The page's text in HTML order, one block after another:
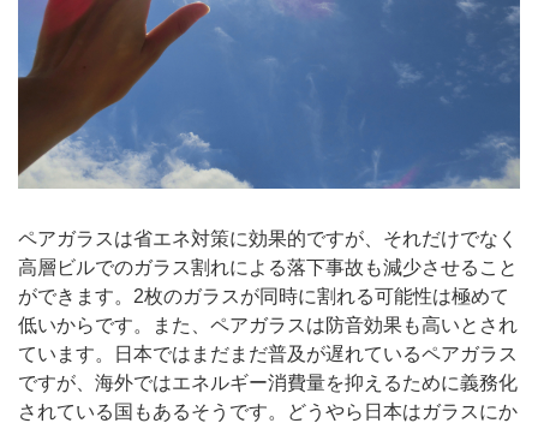
ペアガラスは省エネ対策に効果的ですが、それだけでなく
高層ビルでのガラス割れによる落下事故も減少させること
ができます。2枚のガラスが同時に割れる可能性は極めて
低いからです。また、ペアガラスは防音効果も高いとされ
ています。日本ではまだまだ普及が遅れているペアガラス
ですが、海外ではエネルギー消費量を抑えるために義務化
されている国もあるそうです。どうやら日本はガラスにか